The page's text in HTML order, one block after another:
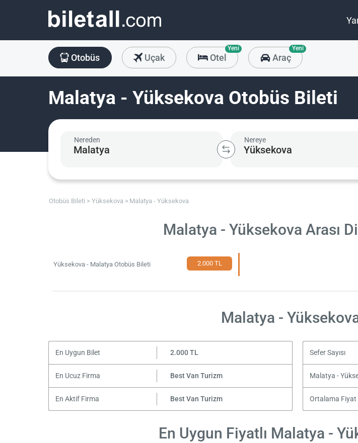
Otobüs Uçak Otel
Yeni
Araç
Yeni
Malatya - Yüksekova Otobüs Bileti
Nereden Nereye
Otobüs Bileti Yüksekova Malatya - Yüksekova
Malatya - Yüksekova Arası
Yüksekova - Malatya Otobüs Bileti 2.000 TL
Malatya -
En Uygun Bilet 2.000 TL Sefer Sayısı
En Ucuz Firma Best Van Turizm Malatya -
En Aktif Firma Best Van Turizm Ortalama Fiyat
En Uygun Fiyatlı Malatya -